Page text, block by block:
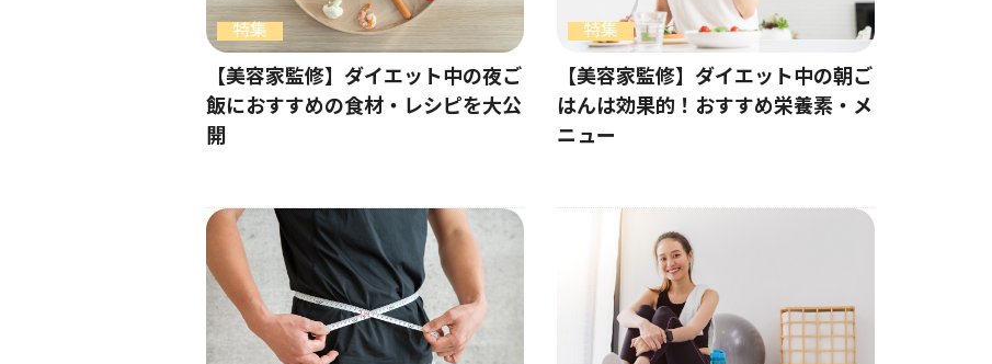
特集
【美容家監修】ダイエット中の夜ご
飯におすすめの食材・レシピを大公
開
特集
【美容家監修】ダイエット中の朝ご
はんは効果的！おすすめ栄養素・メ
ニュー